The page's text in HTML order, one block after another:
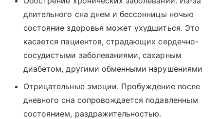
длительного сна днем и бессонницы ночью
состояние здоровья может ухудшиться. Это
касается пациентов, страдающих сердечно-
сосудистыми заболеваниями, сахарным
диабетом, другими обменными нарушениями
Отрицательные эмоции. Пробуждение после
дневного сна сопровождается подавленным
состоянием, раздражительностью.